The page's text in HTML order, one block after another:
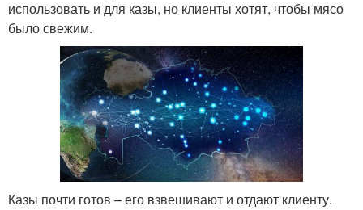
использовать и для казы, но клиенты хотят, чтобы мясо
было свежим.
Казы почти готов – его взвешивают и отдают клиенту.